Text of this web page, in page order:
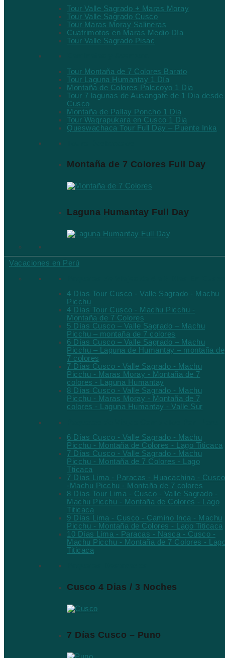
Tour Valle Sagrado + Maras Moray
Tour Valle Sagrado Cusco
Tour Maras Moray Salineras
Cuatrimotos en Maras Medio Día
Tour Valle Sagrado Pisac
Tour Montaña de 7 Colores Barato
Tour Laguna Humantay 1 Día
Montaña de Colores Palccoyo 1 Dia
Tour 7 lagunas de Ausangate de 1 Dia desde
Cusco
Montaña de Pallay Poncho 1 Dia
Tour Waqrapukara en Cusco 1 Dia
Queswachaca Tour Full Day – Puente Inka
Montaña de 7 Colores Full Day
Laguna Humantay Full Day
Vacaciones en Perú
4 Días Tour Cusco - Valle Sagrado - Machu
Picchu
4 Días Tour Cusco - Machu Picchu -
Montaña de 7 Colores
5 Días Cusco – Valle Sagrado – Machu
Picchu – montaña de 7 colores
6 Días Cusco – Valle Sagrado – Machu
Picchu – Laguna de Humantay – montaña de
7 colores
7 Días Cusco - Valle Sagrado - Machu
Picchu - Maras Moray - Montaña de 7
colores - Laguna Humantay
8 Días Cusco - Valle Sagrado - Machu
Picchu - Maras Moray - Montaña de 7
colores - Laguna Humantay - Valle Sur
6 Días Cusco - Valle Sagrado - Machu
Picchu - Montaña de Colores - Lago Titicaca
7 Días Cusco - Valle Sagrado - Machu
Picchu - Montaña de 7 Colores - Lago
Tticaca
7 Días Lima - Paracas - Huacachina - Cusco
-Machu Picchu - Montaña de 7 colores
8 Días Tour Lima - Cusco - Valle Sagrado -
Machu Picchu - Montaña de Colores - Lago
Titicaca
9 Días Lima - Cusco - Camino Inca - Machu
Picchu - Montaña de Colores - Lago Titicaca
10 Días Lima - Paracas - Nasca - Cusco -
Machu Picchu - Montaña de 7 Colores -
Titicaca
Cusco 4 Dias / 3 Noches
7 Días Cusco – Puno